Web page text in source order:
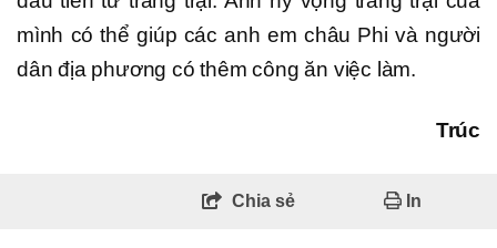
mình có thể giúp các anh em châu Phi và người
dân địa phương có thêm công ăn việc làm.
Trúc
Chia sẻ In